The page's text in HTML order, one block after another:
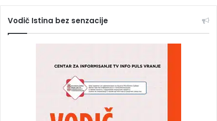
Vodič Istina bez senzacije